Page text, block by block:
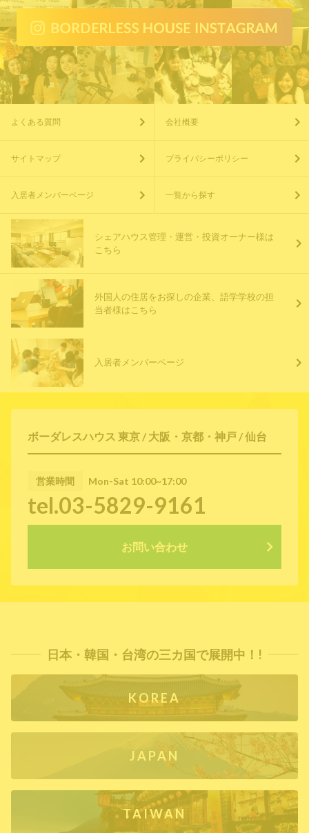
ボーダレスハウス 東京 / 大阪・京都・神戸 / 仙台
営業時間 Mon-Sat 10:00~17:00
tel.03-5829-9161
お問い合わせ
よくある質問 会社概要
サイトマップ プライバシーポリシー
入居者メンバーページ 一覧から探す
シェアハウス管理・運営・投資オーナー様は
こちら
外国人の住居をお探しの企業、語学学校の担
当者様はこちら
入居者メンバーページ
日本・韓国・台湾の三カ国で展開中！!
KOREA
JAPAN
TAIWAN